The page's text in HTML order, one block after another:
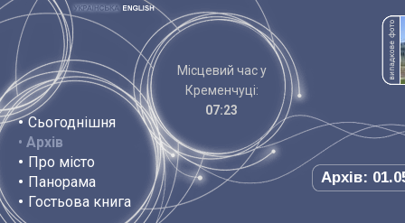
• Сьогоднішня
• Архів
• Про місто
• Панорама
• Гостьова книга
Місцевий час у
Кременчуці:
07:23
Архів: